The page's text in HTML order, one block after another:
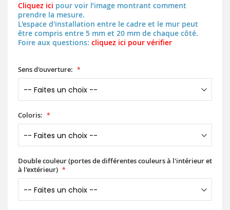
Cliquez ici pour voir l’image montrant comment
prendre la mesure.
L'espace d'installation entre le cadre et le mur peut
être compris entre 5 mm et 20 mm de chaque côté.
Foire aux questions: cliquez ici pour vérifier
Sens d'ouverture:
Coloris:
Double couleur (portes de différentes couleurs à l'intérieur et
à l'extérieur)